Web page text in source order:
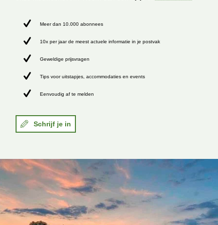
Meer dan 10.000 abonnees
10x per jaar de meest actuele informatie in je postvak
Geweldige prijsvragen
Tips voor uitstapjes, accommodaties en events
Eenvoudig af te melden
Schrijf je in